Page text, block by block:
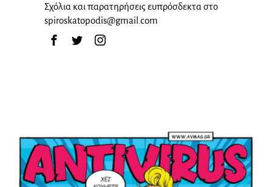
Σχόλια και παρατηρήσεις ευπρόσδεκτα στο
spiroskatopodis@gmail.com